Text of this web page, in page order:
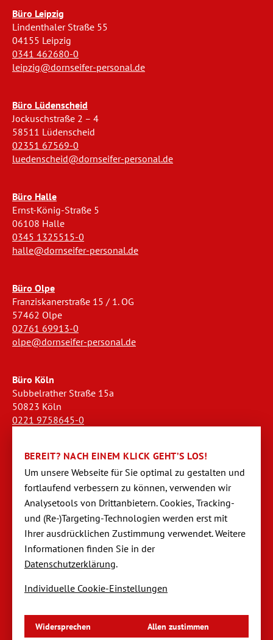
Büro Leipzig
Lindenthaler Straße 55
04155 Leipzig
0341 462680-0
leipzig@dornseifer-personal.de
Büro Lüdenscheid
Jockuschstraße 2 – 4
58511 Lüdenscheid
02351 67569-0
luedenscheid@dornseifer-personal.de
Büro Halle
Ernst-König-Straße 5
06108 Halle
0345 1325515-0
halle@dornseifer-personal.de
Büro Olpe
Franziskanerstraße 15 / 1. OG
57462 Olpe
02761 69913-0
olpe@dornseifer-personal.de
Büro Köln
Subbelrather Straße 15a
50823 Köln
0221 9758645-0
Büro Stendal
Westwall 18
39576 Stendal
03931 520944-0
stendal@dornseifer-personal.de
Datenschutzeinstellungen
BEREIT? NACH EINEM KLICK GEHT’S LOS!
Um unsere Webseite für Sie optimal zu gestalten und
fortlaufend verbessern zu können, verwen­den wir
Analysetools von Dritt­anbietern. Cookies, Tracking-
und (Re-)Targeting-Techno­logien werden erst mit
Ihrer ausdrücklichen Zustimmung verwendet. Weitere
Informationen finden Sie in der
Datenschutzerklärung.
Individuelle Cookie-Einstellungen
Widersprechen Allen zustimmen